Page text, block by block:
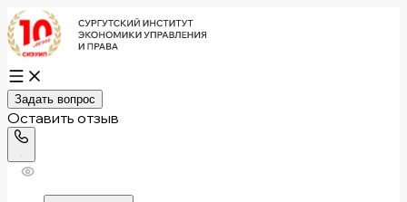
Задать вопрос
Оставить отзыв